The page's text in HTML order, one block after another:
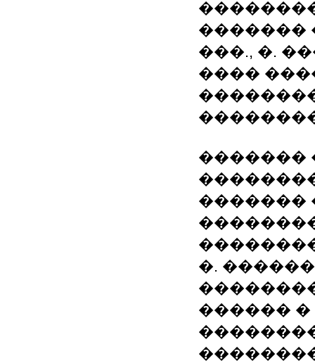
�������
���., �.
����
�������
�������
�.
������